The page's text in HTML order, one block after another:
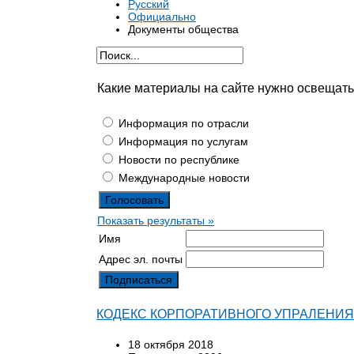
Русский
Официально
Документы общества
Какие материалы на сайте нужно
Информация по отрасли
Информация по услугам
Новости по республике
Международные новости
Показать результаты »
Имя
Адрес эл. почты
КОДЕКС КОРПОРАТИВНОГО УПРАЛЕНИЯ
18 октября 2018